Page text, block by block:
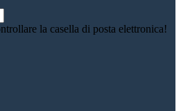
la casella di posta elettronica!